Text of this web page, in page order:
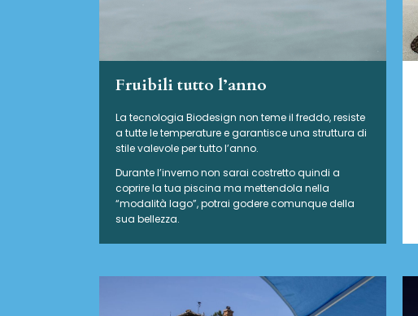
Fruibili tutto l’anno
La tecnologia Biodesign non teme il freddo, resiste
a tutte le temperature e garantisce una struttura di
stile valevole per tutto l’anno.
Durante l’inverno non sarai costretto quindi a
coprire la tua piscina ma mettendola nella
“modalità lago”, potrai godere comunque della
sua bellezza.